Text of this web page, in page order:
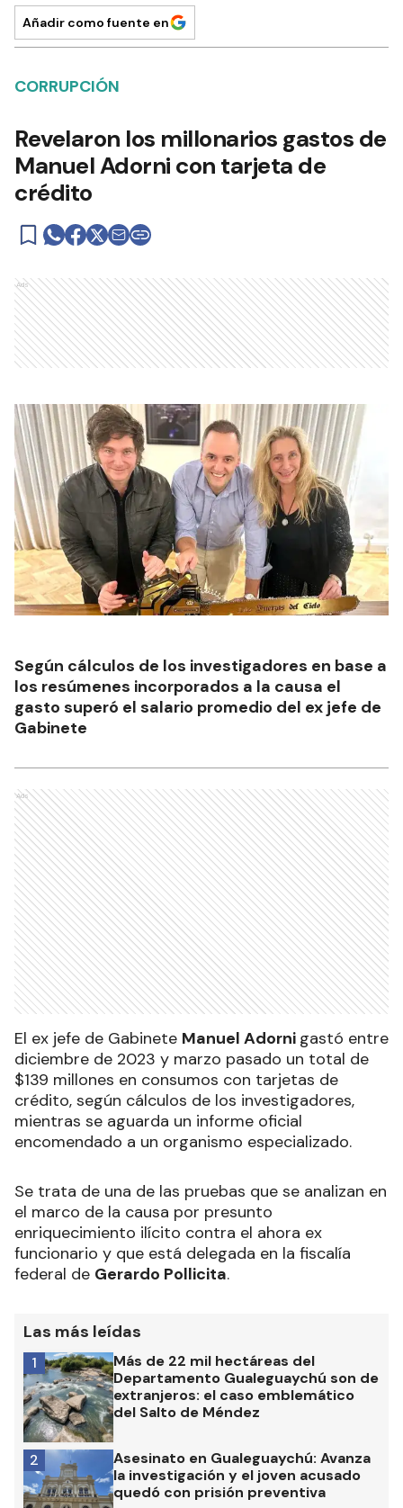
Añadir como fuente en
CORRUPCIÓN
Revelaron los millonarios gastos de
Manuel Adorni con tarjeta de
crédito
Ads
Según cálculos de los investigadores en base a
los resúmenes incorporados a la causa el
gasto superó el salario promedio del ex jefe de
Gabinete
Ads
El ex jefe de Gabinete Manuel Adorni gastó entre
diciembre de 2023 y marzo pasado un total de
$139 millones en consumos con tarjetas de
crédito, según cálculos de los investigadores,
mientras se aguarda un informe oficial
encomendado a un organismo especializado.
Se trata de una de las pruebas que se analizan en
el marco de la causa por presunto
enriquecimiento ilícito contra el ahora ex
funcionario y que está delegada en la fiscalía
federal de Gerardo Pollicita.
Las más leídas
Más de 22 mil hectáreas del
Departamento Gualeguaychú son de
extranjeros: el caso emblemático
del Salto de Méndez
1
Asesinato en Gualeguaychú: Avanza
la investigación y el joven acusado
quedó con prisión preventiva
2